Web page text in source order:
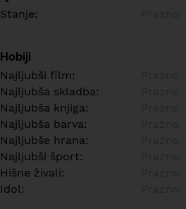
Stanje:
Hobiji
Najljubši film:
Najljubša skladba:
Najljubša knjiga:
Najljubša barva:
Najljubše hrana:
Najljubši šport:
Hišne živali:
Idol: